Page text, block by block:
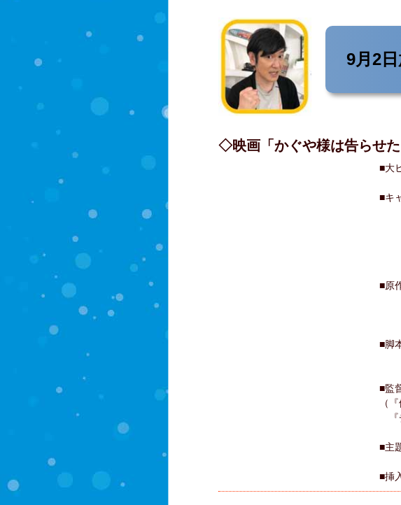
9月2
◇映画「かぐや様は告らせた
■大
■キ
佐
池
■原
「
（
■脚
（
■監
（
『
■主
■挿